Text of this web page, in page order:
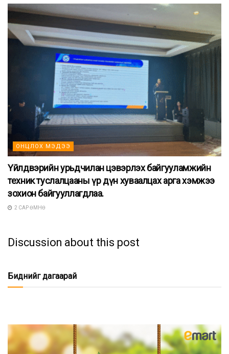
ОНЦЛОХ МЭДЭЭ
Үйлдвэрийн урьдчилан цэвэрлэх байгууламжийн
техник туслалцааны үр дүн хуваалцах арга хэмжээ
зохион байгууллагдлаа.
2 САР ӨМНӨ
Discussion about this post
Биднийг дагаарай